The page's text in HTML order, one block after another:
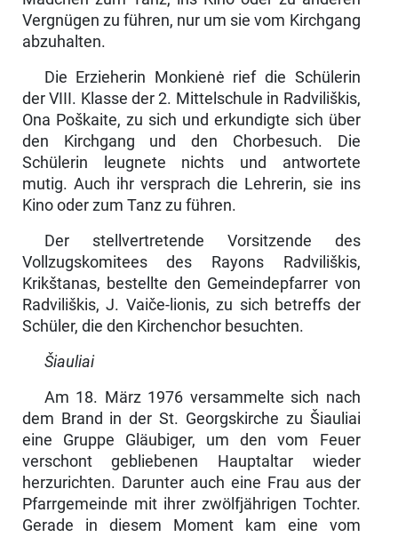
Vergnügen zu führen, nur um sie vom Kirchgang
abzuhalten.
Die Erzieherin Monkienė rief die Schülerin
der VIII. Klasse der 2. Mittel­schule in Radviliškis,
Ona Poškaite, zu sich und erkundigte sich über
den Kirchgang und den Chorbesuch. Die
Schülerin leugnete nichts und ant­wortete
mutig. Auch ihr versprach die Lehrerin, sie ins
Kino oder zum Tanz zu führen.
Der stellvertretende Vorsitzende des
Vollzugskomitees des Rayons Radviliš­kis,
Krikštanas, bestellte den Gemeindepfarrer von
Radviliškis, J. Vaiče-lionis, zu sich betreffs der
Schüler, die den Kirchenchor besuchten.
Šiauliai
Am 18. März 1976 versammelte sich nach
dem Brand in der St. Georgs­kirche zu Šiauliai
eine Gruppe Gläubiger, um den vom Feuer
verschont ge­bliebenen Hauptaltar wieder
herzurichten. Darunter auch eine Frau aus der
Pfarrgemeinde mit ihrer zwölfjährigen Tochter.
Gerade in diesem Moment kam eine vom